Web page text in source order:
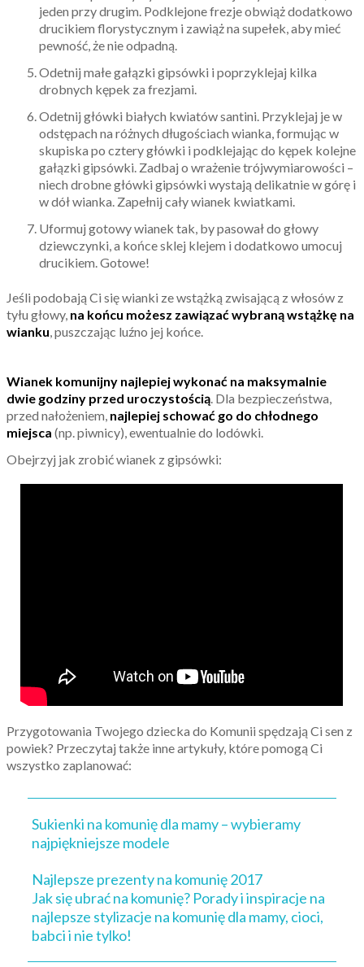
jeden przy drugim. Podklejone frezje obwiąż dodatkowo
drucikiem florystycznym i zawiąż na supełek, aby mieć
pewność, że nie odpadną.
Odetnij małe gałązki gipsówki i poprzyklejaj kilka
drobnych kępek za frezjami.
Odetnij główki białych kwiatów santini. Przyklejaj je w
odstępach na różnych długościach wianka, formując w
skupiska po cztery główki i podklejając do kępek kolejne
gałązki gipsówki. Zadbaj o wrażenie trójwymiarowości –
niech drobne główki gipsówki wystają delikatnie w górę i
w dół wianka. Zapełnij cały wianek kwiatkami.
Uformuj gotowy wianek tak, by pasował do głowy
dziewczynki, a końce sklej klejem i dodatkowo umocuj
drucikiem. Gotowe!
Jeśli podobają Ci się wianki ze wstążką zwisającą z włosów z
tyłu głowy, na końcu możesz zawiązać wybraną wstążkę na
wianku, puszczając luźno jej końce.
Wianek komunijny najlepiej wykonać na maksymalnie
dwie godziny przed uroczystością. Dla bezpieczeństwa,
przed nałożeniem, najlepiej schować go do chłodnego
miejsca (np. piwnicy), ewentualnie do lodówki.
Obejrzyj jak zrobić wianek z gipsówki:
Przygotowania Twojego dziecka do Komunii spędzają Ci sen z
powiek? Przeczytaj także inne artykuły, które pomogą Ci
wszystko zaplanować:
Sukienki na komunię dla mamy – wybieramy
najpiękniejsze modele
Najlepsze prezenty na komunię 2017
Jak się ubrać na komunię? Porady i inspiracje na
najlepsze stylizacje na komunię dla mamy, cioci,
babci i nie tylko!